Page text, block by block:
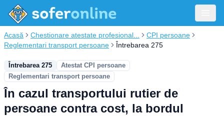
Acasă Chestionare atestate profesional...
CPI persoane
Reglementari transport persoane
Întrebarea 275
Întrebarea 275
Atestat CPI persoane
Reglementari transport persoane
În cazul transportului rutier de
persoane contra cost, la bordul